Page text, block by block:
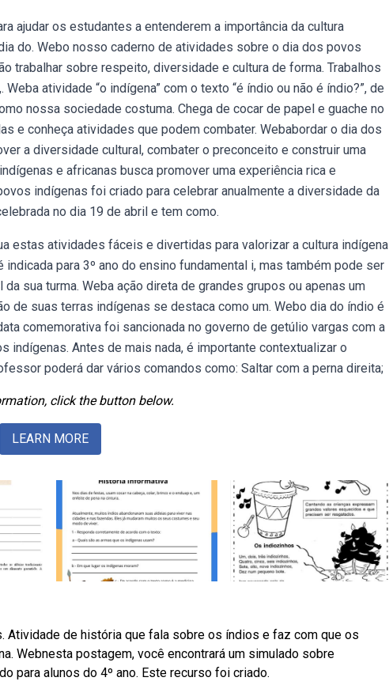
ajudar os estudantes a entenderem a importância da cultura
do. Webo nosso caderno de atividades sobre o dia dos povos
trabalhar sobre respeito, diversidade e cultura de forma. Trabalhos
atividade “o indígena” com o texto “é índio ou não é índio?”, de
nossa sociedade costuma. Chega de cocar de papel e guache no
e conheça atividades que podem combater. Webabordar o dia dos
a diversidade cultural, combater o preconceito e construir uma
e africanas busca promover uma experiência rica e
indígenas foi criado para celebrar anualmente a diversidade da
no dia 19 de abril e tem como.
estas atividades fáceis e divertidas para valorizar a cultura indígena
para 3º ano do ensino fundamental i, mas também pode ser
sua turma. Weba ação direta de grandes grupos ou apenas um
de suas terras indígenas se destaca como um. Webo dia do índio é
comemorativa foi sancionada no governo de getúlio vargas com a
indígenas. Antes de mais nada, é importante contextualizar o
poderá dar vários comandos como: Saltar com a perna direita;
click the button below.
LEARN MORE
de história que fala sobre os índios e faz com que os
Webnesta postagem, você encontrará um simulado sobre
para alunos do 4º ano. Este recurso foi criado.